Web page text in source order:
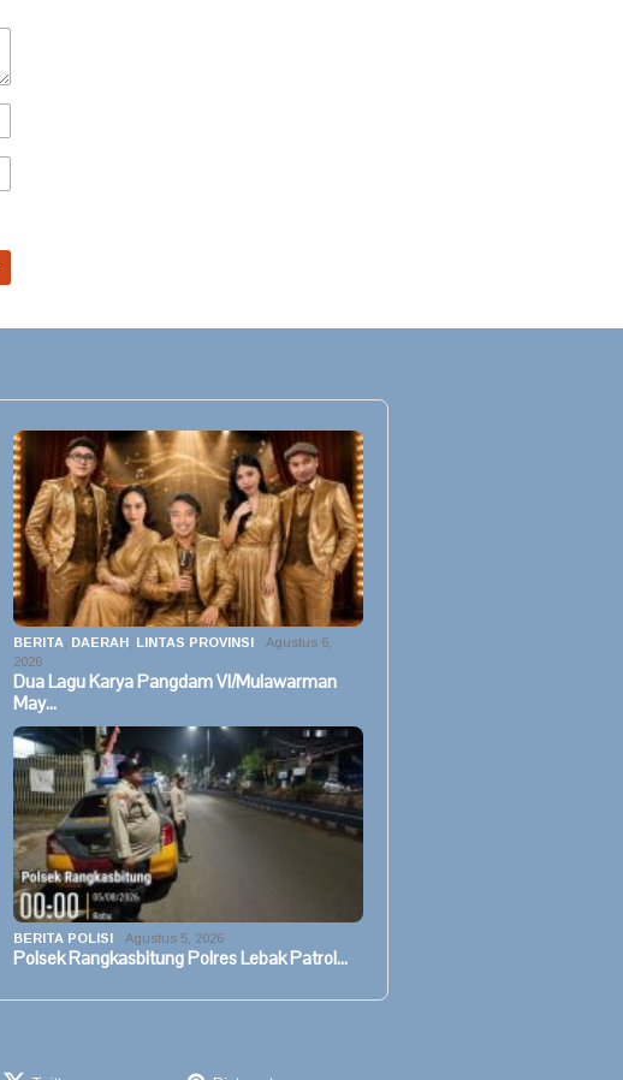
BERITA DAERAH LINTAS PROVINSI
Agustus 6,
2026
Dua Lagu Karya Pangdam VI/Mulawarman
May…
BERITA POLISI Agustus 5, 2026
Polsek Rangkasbitung Polres Lebak Patrol…